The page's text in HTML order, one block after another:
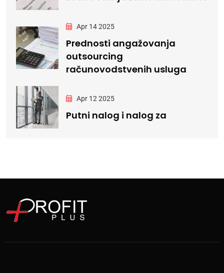
Apr 14 2025
Prednosti angažovanja
outsourcing
računovodstvenih usluga
Apr 12 2025
Putni nalog i nalog za